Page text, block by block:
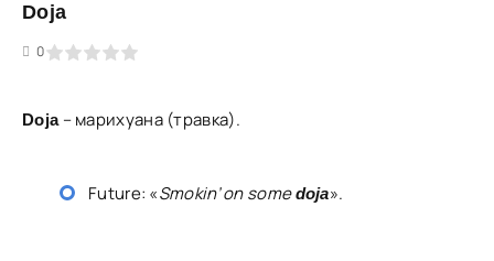
Doja
0
Doja– марихуана (травка).
Future: «Smokin’ on somedoja».